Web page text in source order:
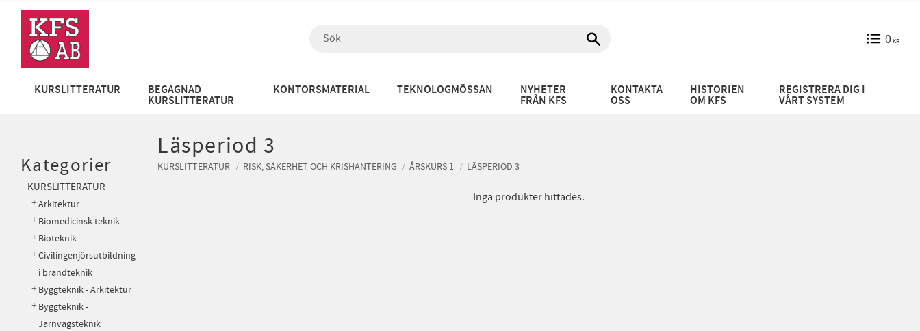
0KR
KURSLITTERATUR BEGAGNAD
KURSLITTERATUR
KONTORSMATERIAL TEKNOLOGMÖSSAN NYHETER
FRÅN KFS
KONTAKTA
OSS
HISTORIEN
OM KFS
REGISTRERA DIG I
VÅRT SYSTEM
Läsperiod 3
KURSLITTERATUR RISK, SÄKERHET OCH KRISHANTERING ÅRSKURS 1 LÄSPERIOD 3
Inga produkter hittades.
Kategorier
KURSLITTERATUR
Arkitektur
Biomedicinsk teknik
Bioteknik
Civilingenjörsutbildning
i brandteknik
Byggteknik - Arkitektur
Byggteknik -
Järnvägsteknik